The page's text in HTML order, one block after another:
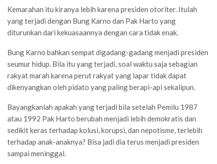
Kemarahan itu kiranya lebih karena presiden otoriter. Itulah
yang terjadi dengan Bung Karno dan Pak Harto yang
diturunkan dari kekuasaannya dengan cara tidak enak.
Bung Karno bahkan sempat digadang-gadang menjadi presiden
seumur hidup. Bila itu yang terjadi, soal waktu saja sebagian
rakyat marah karena perut rakyat yang lapar tidak dapat
dikenyangkan oleh pidato yang paling berapi-api sekalipun.
Bayangkanlah apakah yang terjadi bila setelah Pemilu 1987
atau 1992 Pak Harto berubah menjadi lebih demokratis dan
sedikit keras terhadap kolusi, korupsi, dan nepotisme, terlebih
terhadap anak-anaknya? Bisa jadi dia terus menjadi presiden
sampai meninggal.